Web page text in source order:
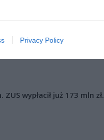
Privacy Policy
wypłacił już 173 mln zł.